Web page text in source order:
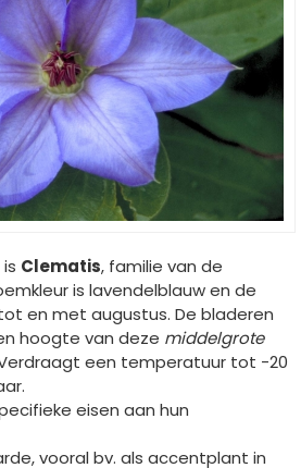
Clematis, familie van de
is lavendelblauw en de
en met augustus. De bladeren
hoogte van deze middelgrote
een temperatuur tot -20
eisen aan hun
vooral bv. als accentplant in